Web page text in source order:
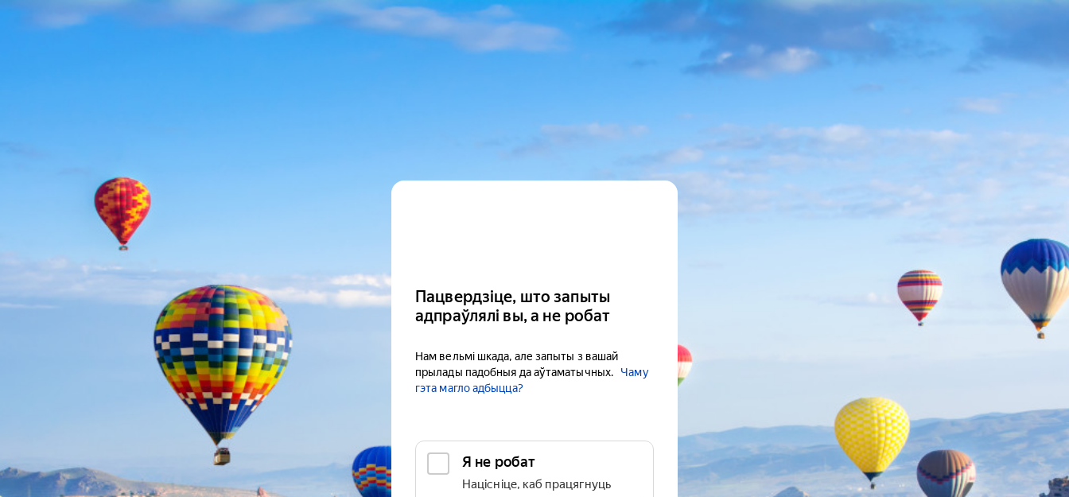
Пацвердзіце, што запыты
адпраўлялі вы, а не робат
Нам вельмі шкада, але запыты з вашай
прылады падобныя да аўтаматычных.
Чаму
гэта магло адбыцца?
Я не робат
Націсніце, каб працягнуць